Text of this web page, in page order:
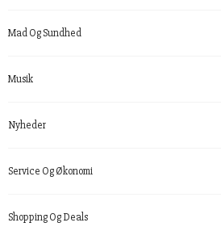
Mad Og Sundhed
Musik
Nyheder
Service Og Økonomi
Shopping Og Deals